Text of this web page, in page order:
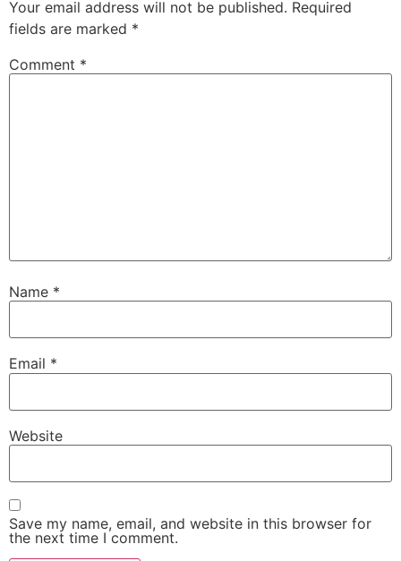
Your email address will not be published. Required
fields are marked *
Comment *
Name *
Email *
Website
Save my name, email, and website in this browser for
the next time I comment.